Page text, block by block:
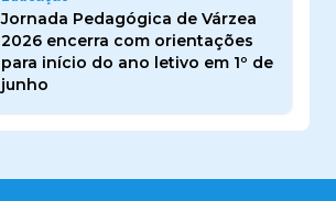
Jornada Pedagógica de Várzea
2026 encerra com orientações
para início do ano letivo em 1º de
junho